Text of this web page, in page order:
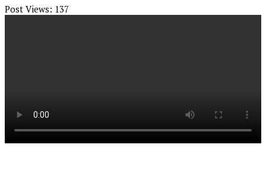
Post Views: 137